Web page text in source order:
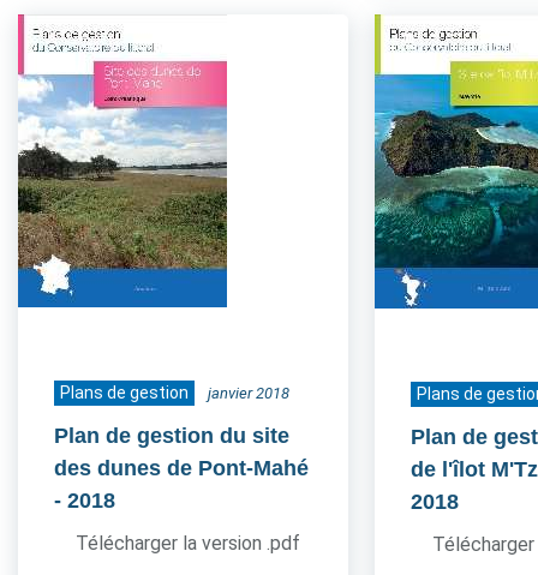
Plans de gestion janvier 2018
Plan de gestion du site
des dunes de Pont-Mahé
- 2018
Télécharger la version .pdf
Plans de
Plan de
de l'îlot
2018